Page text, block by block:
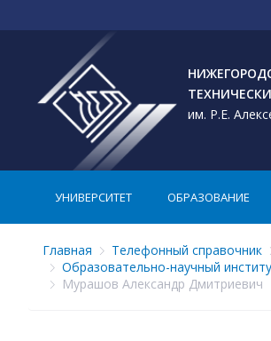
им. Р.Е.
УНИВЕРСИТЕТ ОБРАЗОВАНИЕ
Главная Телефонный справочник
Образовательно-научный
Мурашов Александр Дмитриевич